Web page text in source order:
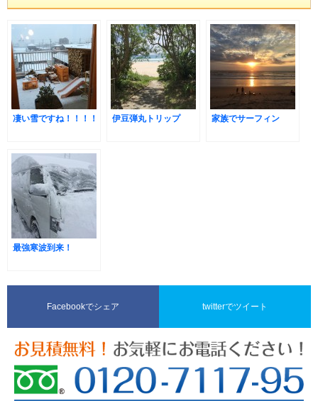
凄い雪ですね！！！！ 伊豆弾丸トリップ 家族でサーフィン
最強寒波到来！
Facebookでシェア twitterでツイート